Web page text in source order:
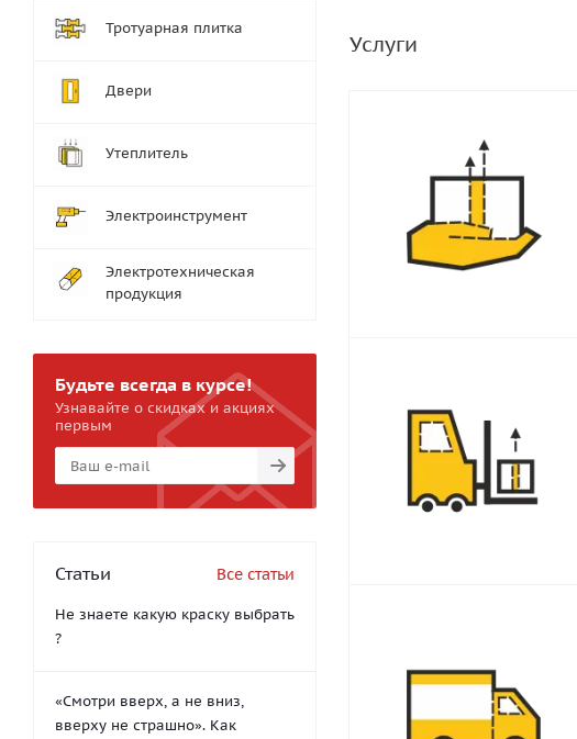
Услуги
Тротуарная плитка
Двери
Утеплитель
Электроинструмент
Электротехническая
продукция
Будьте всегда в курсе!
Узнавайте о скидках и акциях
первым
Статьи Все статьи
Не знаете какую краску выбрать
?
«Смотри вверх, а не вниз,
вверху не страшно». Как